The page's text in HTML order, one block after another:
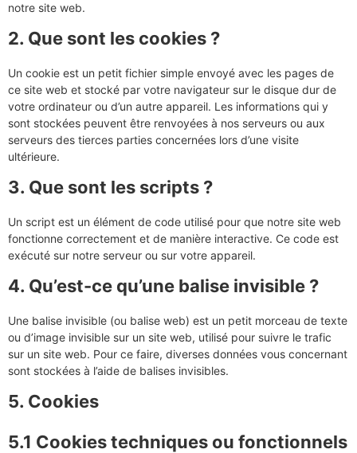
notre site web.
2. Que sont les cookies ?
Un cookie est un petit fichier simple envoyé avec les pages de
ce site web et stocké par votre navigateur sur le disque dur de
votre ordinateur ou d’un autre appareil. Les informations qui y
sont stockées peuvent être renvoyées à nos serveurs ou aux
serveurs des tierces parties concernées lors d’une visite
ultérieure.
3. Que sont les scripts ?
Un script est un élément de code utilisé pour que notre site web
fonctionne correctement et de manière interactive. Ce code est
exécuté sur notre serveur ou sur votre appareil.
4. Qu’est-ce qu’une balise invisible ?
Une balise invisible (ou balise web) est un petit morceau de texte
ou d’image invisible sur un site web, utilisé pour suivre le trafic
sur un site web. Pour ce faire, diverses données vous concernant
sont stockées à l’aide de balises invisibles.
5. Cookies
5.1 Cookies techniques ou fonctionnels